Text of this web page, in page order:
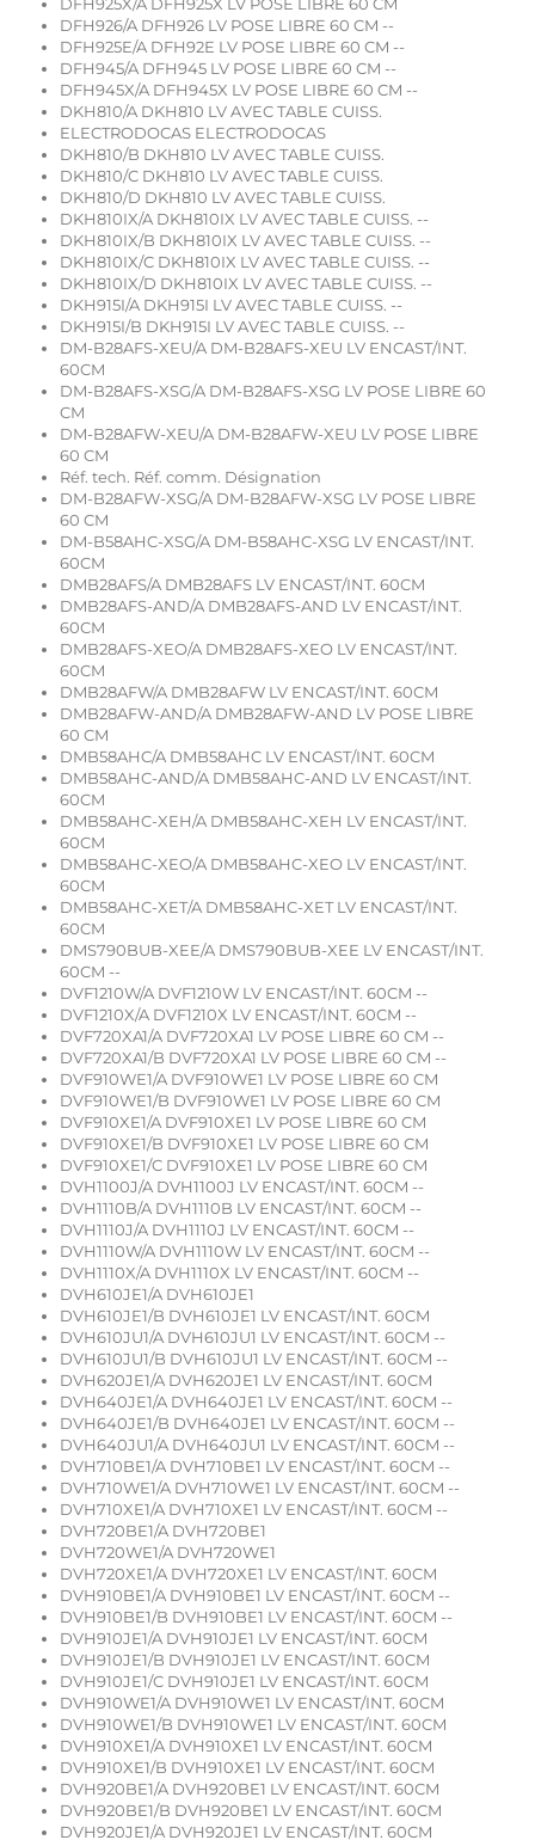
DFH925X/A DFH925X LV POSE LIBRE 60 CM
DFH926/A DFH926 LV POSE LIBRE 60 CM --
DFH925E/A DFH92E LV POSE LIBRE 60 CM --
DFH945/A DFH945 LV POSE LIBRE 60 CM --
DFH945X/A DFH945X LV POSE LIBRE 60 CM --
DKH810/A DKH810 LV AVEC TABLE CUISS.
ELECTRODOCAS ELECTRODOCAS
DKH810/B DKH810 LV AVEC TABLE CUISS.
DKH810/C DKH810 LV AVEC TABLE CUISS.
DKH810/D DKH810 LV AVEC TABLE CUISS.
DKH810IX/A DKH810IX LV AVEC TABLE CUISS. --
DKH810IX/B DKH810IX LV AVEC TABLE CUISS. --
DKH810IX/C DKH810IX LV AVEC TABLE CUISS. --
DKH810IX/D DKH810IX LV AVEC TABLE CUISS. --
DKH915I/A DKH915I LV AVEC TABLE CUISS. --
DKH915I/B DKH915I LV AVEC TABLE CUISS. --
DM-B28AFS-XEU/A DM-B28AFS-XEU LV ENCAST/INT.
60CM
DM-B28AFS-XSG/A DM-B28AFS-XSG LV POSE LIBRE 60
CM
DM-B28AFW-XEU/A DM-B28AFW-XEU LV POSE LIBRE
60 CM
Réf. tech. Réf. comm. Désignation
DM-B28AFW-XSG/A DM-B28AFW-XSG LV POSE LIBRE
60 CM
DM-B58AHC-XSG/A DM-B58AHC-XSG LV ENCAST/INT.
60CM
DMB28AFS/A DMB28AFS LV ENCAST/INT. 60CM
DMB28AFS-AND/A DMB28AFS-AND LV ENCAST/INT.
60CM
DMB28AFS-XEO/A DMB28AFS-XEO LV ENCAST/INT.
60CM
DMB28AFW/A DMB28AFW LV ENCAST/INT. 60CM
DMB28AFW-AND/A DMB28AFW-AND LV POSE LIBRE
60 CM
DMB58AHC/A DMB58AHC LV ENCAST/INT. 60CM
DMB58AHC-AND/A DMB58AHC-AND LV ENCAST/INT.
60CM
DMB58AHC-XEH/A DMB58AHC-XEH LV ENCAST/INT.
60CM
DMB58AHC-XEO/A DMB58AHC-XEO LV ENCAST/INT.
60CM
DMB58AHC-XET/A DMB58AHC-XET LV ENCAST/INT.
60CM
DMS790BUB-XEE/A DMS790BUB-XEE LV ENCAST/INT.
60CM --
DVF1210W/A DVF1210W LV ENCAST/INT. 60CM --
DVF1210X/A DVF1210X LV ENCAST/INT. 60CM --
DVF720XA1/A DVF720XA1 LV POSE LIBRE 60 CM --
DVF720XA1/B DVF720XA1 LV POSE LIBRE 60 CM --
DVF910WE1/A DVF910WE1 LV POSE LIBRE 60 CM
DVF910WE1/B DVF910WE1 LV POSE LIBRE 60 CM
DVF910XE1/A DVF910XE1 LV POSE LIBRE 60 CM
DVF910XE1/B DVF910XE1 LV POSE LIBRE 60 CM
DVF910XE1/C DVF910XE1 LV POSE LIBRE 60 CM
DVH1100J/A DVH1100J LV ENCAST/INT. 60CM --
DVH1110B/A DVH1110B LV ENCAST/INT. 60CM --
DVH1110J/A DVH1110J LV ENCAST/INT. 60CM --
DVH1110W/A DVH1110W LV ENCAST/INT. 60CM --
DVH1110X/A DVH1110X LV ENCAST/INT. 60CM --
DVH610JE1/A DVH610JE1
DVH610JE1/B DVH610JE1 LV ENCAST/INT. 60CM
DVH610JU1/A DVH610JU1 LV ENCAST/INT. 60CM --
DVH610JU1/B DVH610JU1 LV ENCAST/INT. 60CM --
DVH620JE1/A DVH620JE1 LV ENCAST/INT. 60CM
DVH640JE1/A DVH640JE1 LV ENCAST/INT. 60CM --
DVH640JE1/B DVH640JE1 LV ENCAST/INT. 60CM --
DVH640JU1/A DVH640JU1 LV ENCAST/INT. 60CM --
DVH710BE1/A DVH710BE1 LV ENCAST/INT. 60CM --
DVH710WE1/A DVH710WE1 LV ENCAST/INT. 60CM --
DVH710XE1/A DVH710XE1 LV ENCAST/INT. 60CM --
DVH720BE1/A DVH720BE1
DVH720WE1/A DVH720WE1
DVH720XE1/A DVH720XE1 LV ENCAST/INT. 60CM
DVH910BE1/A DVH910BE1 LV ENCAST/INT. 60CM --
DVH910BE1/B DVH910BE1 LV ENCAST/INT. 60CM --
DVH910JE1/A DVH910JE1 LV ENCAST/INT. 60CM
DVH910JE1/B DVH910JE1 LV ENCAST/INT. 60CM
DVH910JE1/C DVH910JE1 LV ENCAST/INT. 60CM
DVH910WE1/A DVH910WE1 LV ENCAST/INT. 60CM
DVH910WE1/B DVH910WE1 LV ENCAST/INT. 60CM
DVH910XE1/A DVH910XE1 LV ENCAST/INT. 60CM
DVH910XE1/B DVH910XE1 LV ENCAST/INT. 60CM
DVH920BE1/A DVH920BE1 LV ENCAST/INT. 60CM
DVH920BE1/B DVH920BE1 LV ENCAST/INT. 60CM
DVH920JE1/A DVH920JE1 LV ENCAST/INT. 60CM